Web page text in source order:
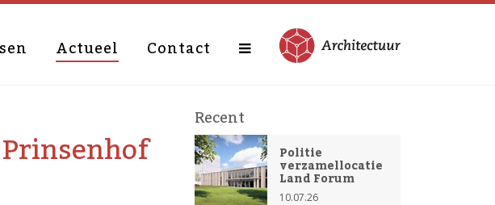
Actueel Contact
Recent
Politie
verzamellocatie
Land Forum
10.07.26